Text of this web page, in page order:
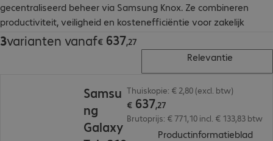
gecentraliseerd beheer via Samsung Knox. Ze combineren
productiviteit, veiligheid en kostenefficiëntie voor zakelijk
gebruik.
3varianten vanaf€ 637,27
€ 637,27
Relevantie
Samsu
ng
Galaxy
Thuiskopie: € 2,80 (excl. btw)
€ 637,27
Brutoprijs: € 771,10 incl. € 133,83 btw
Productinformatieblad